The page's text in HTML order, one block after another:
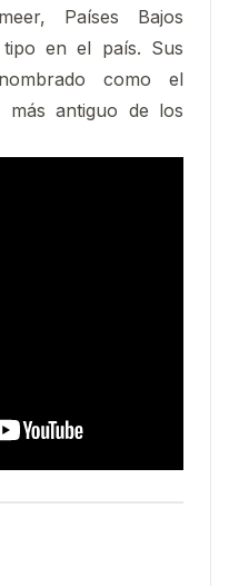
Países Bajos
en el país. Sus
como el
más antiguo de los